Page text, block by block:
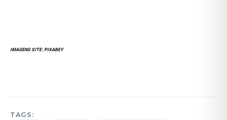
IMAGENS SITE: PIXABEY
TAGS: